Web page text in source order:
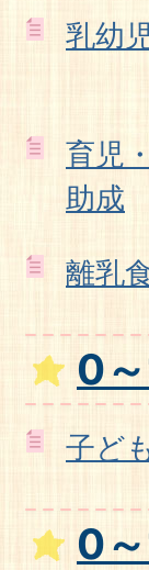
乳幼
育児
助成
離乳
0
子ど
0